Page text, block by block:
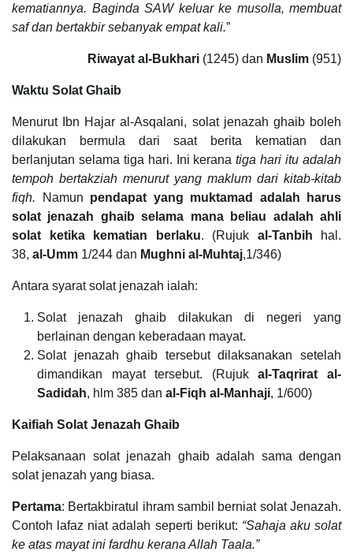
kematiannya. Baginda SAW keluar ke musolla, membuat
saf dan bertakbir sebanyak empat kali.”
Riwayat al-Bukhari (1245) dan Muslim (951)
Waktu Solat Ghaib
Menurut Ibn Hajar al-Asqalani, solat jenazah ghaib boleh
dilakukan bermula dari saat berita kematian dan
berlanjutan selama tiga hari. Ini kerana tiga hari itu adalah
tempoh bertakziah menurut yang maklum dari kitab-kitab
fiqh. Namun pendapat yang muktamad adalah harus
solat jenazah ghaib selama mana beliau adalah ahli
solat ketika kematian berlaku. (Rujuk al-Tanbih hal.
38, al-Umm 1/244 dan Mughni al-Muhtaj,1/346)
Antara syarat solat jenazah ialah:
Solat jenazah ghaib dilakukan di negeri yang
berlainan dengan keberadaan mayat.
Solat jenazah ghaib tersebut dilaksanakan setelah
dimandikan mayat tersebut. (Rujukal-Taqrirat al-
Sadidah, hlm 385 dan al-Fiqh al-Manhaji, 1/600)
Kaifiah Solat Jenazah Ghaib
Pelaksanaan solat jenazah ghaib adalah sama dengan
solat jenazah yang biasa.
Pertama: Bertakbiratul ihram sambil berniat solat Jenazah.
Contoh lafaz niat adalah seperti berikut: “Sahaja aku solat
ke atas mayat ini fardhu kerana Allah Taala.”